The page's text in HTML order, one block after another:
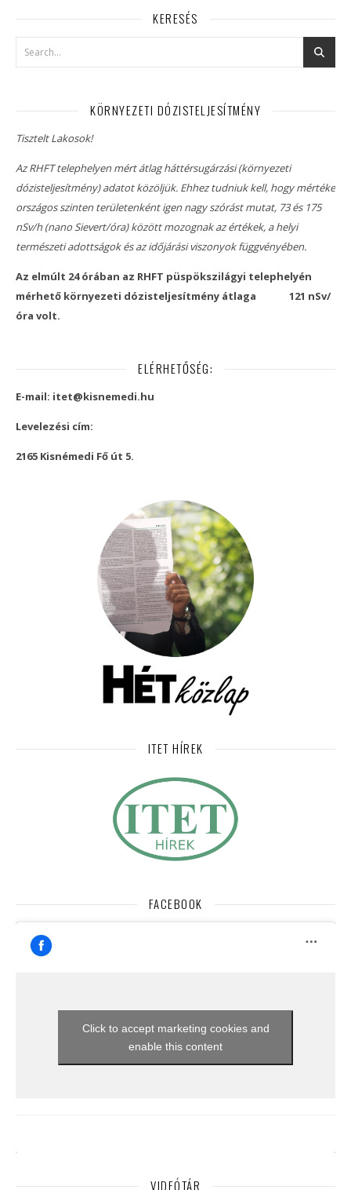
KERESÉS
KÖRNYEZETI DÓZISTELJESÍTMÉNY
Tisztelt Lakosok!
Az RHFT telephelyen mért átlag háttérsugárzási (környezeti
dózisteljesítmény) adatot közöljük. Ehhez tudniuk kell, hogy mértéke
országos szinten területenként igen nagy szórást mutat, 73 és 175
nSv/h (nano Sievert/óra) között mozognak az értékek, a helyi
természeti adottságok és az időjárási viszonyok függvényében.
Az elmúlt 24 órában az RHFT püspökszilágyi telephelyén
mérhető környezeti dózisteljesítmény átlaga 121 nSv/
óra volt.
ELÉRHETŐSÉG:
E-mail: itet@kisnemedi.hu
Levelezési cím:
2165 Kisnémedi Fő út 5.
ITET HÍREK
FACEBOOK
Click to accept marketing cookies and
enable this content
VIDEÓTÁR